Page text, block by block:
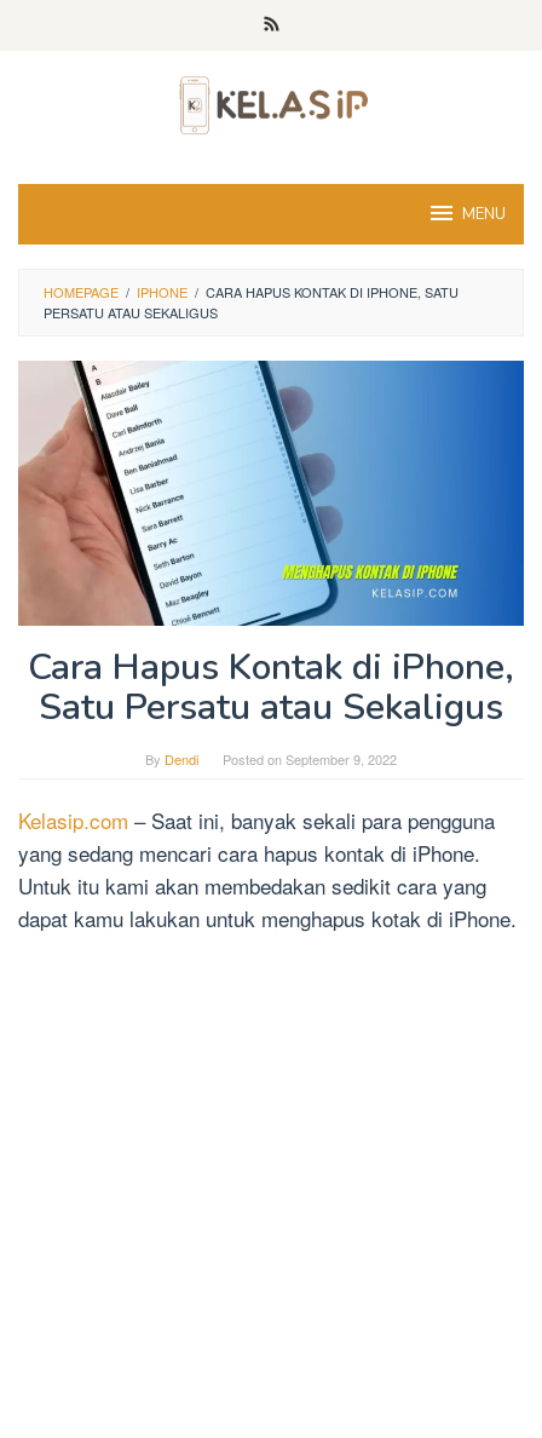
MENU
HOMEPAGE / IPHONE / CARA HAPUS KONTAK DI IPHONE, SATU
PERSATU ATAU SEKALIGUS
Cara Hapus Kontak di iPhone,
Satu Persatu atau Sekaligus
By Dendi Posted onSeptember 9, 2022
Kelasip.com – Saat ini, banyak sekali para pengguna
yang sedang mencari cara hapus kontak di iPhone.
Untuk itu kami akan membedakan sedikit cara yang
dapat kamu lakukan untuk menghapus kotak di iPhone.